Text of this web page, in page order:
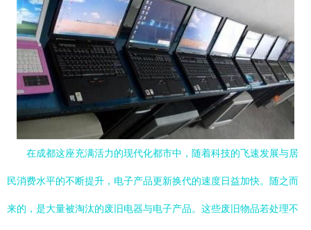
在成都这座充满活力的现代化都市中，随着科技的飞速发展与居
民消费水平的不断提升，电子产品更新换代的速度日益加快。随之而
来的，是大量被淘汰的废旧电器与电子产品。这些废旧物品若处理不